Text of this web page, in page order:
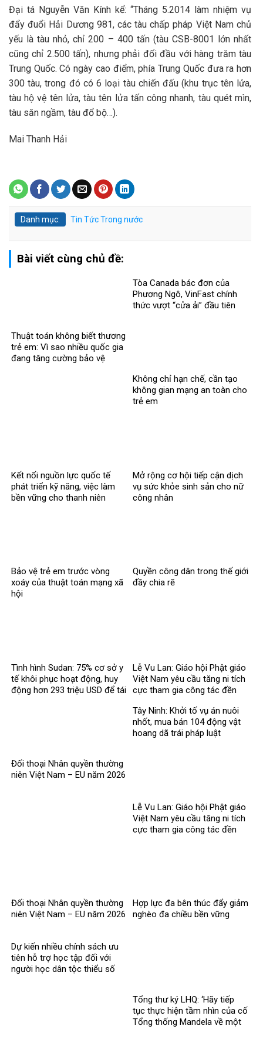
Đại tá Nguyễn Văn Kính kể: “Tháng 5.2014 làm nhiệm vụ
đẩy đuổi Hải Dương 981, các tàu chấp pháp Việt Nam chủ
yếu là tàu nhỏ, chỉ 200 – 400 tấn (tàu CSB-8001 lớn nhất
cũng chỉ 2.500 tấn), nhưng phải đối đầu với hàng trăm tàu
Trung Quốc. Có ngày cao điểm, phía Trung Quốc đưa ra hơn
300 tàu, trong đó có 6 loại tàu chiến đấu (khu trục tên lửa,
tàu hộ vệ tên lửa, tàu tên lửa tấn công nhanh, tàu quét mìn,
tàu săn ngầm, tàu đổ bộ…).
Mai Thanh Hải
Danh mục: Tin TứcTrong nước
Bài viết cùng chủ đề:
Thuật toán không biết thương
trẻ em: Vì sao nhiều quốc gia
đang tăng cường bảo vệ
Tòa Canada bác đơn của
Phương Ngô, VinFast chính
thức vượt “cửa ải” đầu tiên
Không chỉ hạn chế, cần tạo
không gian mạng an toàn cho
trẻ em
Kết nối nguồn lực quốc tế
phát triển kỹ năng, việc làm
bền vững cho thanh niên
Mở rộng cơ hội tiếp cận dịch
vụ sức khỏe sinh sản cho nữ
công nhân
Bảo vệ trẻ em trước vòng
xoáy của thuật toán mạng xã
hội
Quyền công dân trong thế giới
đầy chia rẽ
Tình hình Sudan: 75% cơ sở y
tế khôi phục hoạt động, huy
động hơn 293 triệu USD để tái
Lễ Vu Lan: Giáo hội Phật giáo
Việt Nam yêu cầu tăng ni tích
cực tham gia công tác đền
Đối thoại Nhân quyền thường
niên Việt Nam – EU năm 2026
Tây Ninh: Khởi tố vụ án nuôi
nhốt, mua bán 104 động vật
hoang dã trái pháp luật
Lễ Vu Lan: Giáo hội Phật giáo
Việt Nam yêu cầu tăng ni tích
cực tham gia công tác đền
Đối thoại Nhân quyền thường
niên Việt Nam – EU năm 2026
Hợp lực đa bên thúc đẩy giảm
nghèo đa chiều bền vững
Dự kiến nhiều chính sách ưu
tiên hỗ trợ học tập đối với
người học dân tộc thiểu số
Tổng thư ký LHQ: ‘Hãy tiếp
tục thực hiện tầm nhìn của cố
Tổng thống Mandela về một